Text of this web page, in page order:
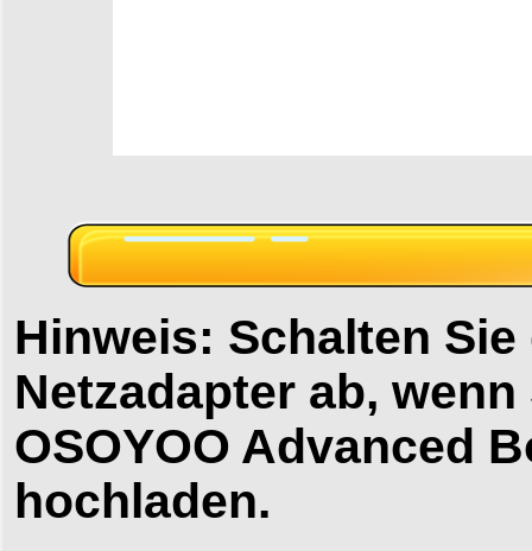
Hinweis: Schalten
Netzadapter ab,
OSOYOO Advanced
hochladen.